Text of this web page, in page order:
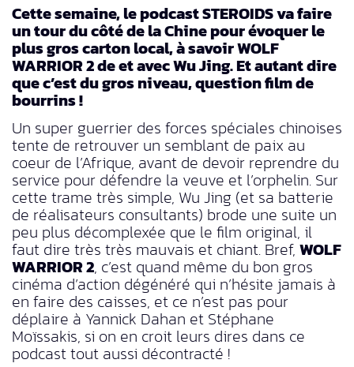
Cette semaine, le podcast STEROIDS va faire
un tour du côté de la Chine pour évoquer le
plus gros carton local, à savoir WOLF
WARRIOR 2 de et avec Wu Jing. Et autant dire
que c’est du gros niveau, question film de
bourrins !
Un super guerrier des forces spéciales chinoises
tente de retrouver un semblant de paix au
coeur de l’Afrique, avant de devoir reprendre du
service pour défendre la veuve et l’orphelin. Sur
cette trame très simple, Wu Jing (et sa batterie
de réalisateurs consultants) brode une suite un
peu plus décomplexée que le film original, il
faut dire très très mauvais et chiant. Bref, WOLF
WARRIOR 2, c’est quand même du bon gros
cinéma d’action dégénéré qui n’hésite jamais à
en faire des caisses, et ce n’est pas pour
déplaire à Yannick Dahan et Stéphane
Moïssakis, si on en croit leurs dires dans ce
podcast tout aussi décontracté !